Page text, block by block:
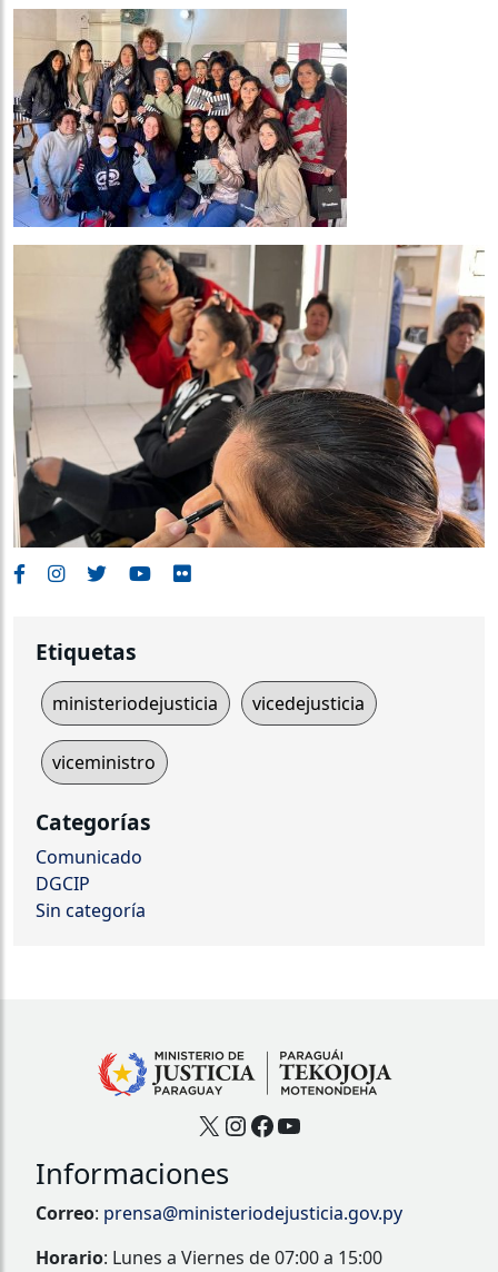
Etiquetas
ministeriodejusticia vicedejusticia
viceministro
Categorías
Comunicado
DGCIP
Sin categoría
X Instagram
Facebook
YouTube
Informaciones
Correo: prensa@ministeriodejusticia.gov.py
Horario: Lunes a Viernes de 07:00 a 15:00